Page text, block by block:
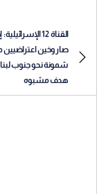
القناة 12
صاروخين
شمونة نحو جنوب
هدف مشبوه